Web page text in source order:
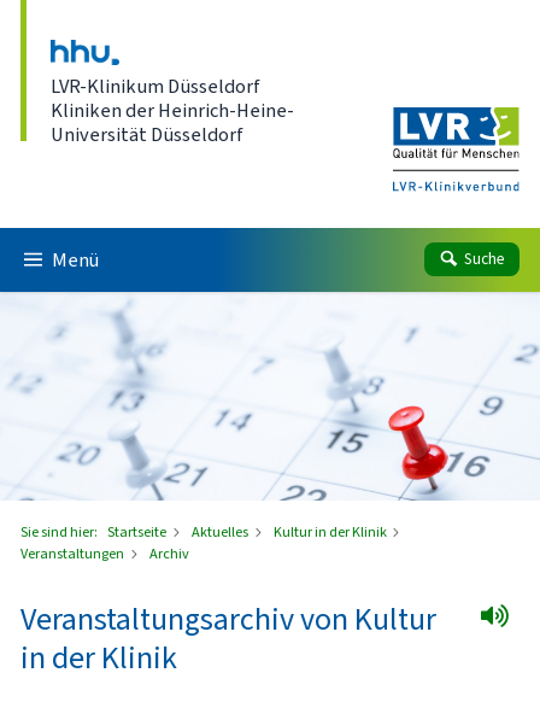
LVR-Klinikum Düsseldorf
Kliniken der Heinrich-Heine-
Universität Düsseldorf
Menü Suche
Sie sind hier: Startseite Aktuelles
Kultur in der Klinik
Veranstaltungen
Archiv
Veranstaltungsarchiv von Kultur
in der Klinik